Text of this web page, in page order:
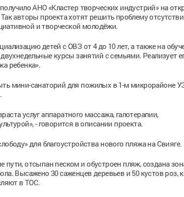
АНО «Кластер творческих индустрий» на
авторы проекта хотят решить проблему
и творческой молодёжи.
детей с ОВЗ от 4 до 10 лет, а также на
курсы занятий с семьями. Реализует
ребенка».
мини-санаторий для пожилых в 1-м микрорайоне
услуг аппаратного массажа, галотерапии,
- говорится в описании проекта.
для благоустройства нового пляжа на Свияге.
отсыпан песком и обустроен пляж, создана
Высажено 30 саженцев деревьев и 50 кустов роз,
в ТОС.